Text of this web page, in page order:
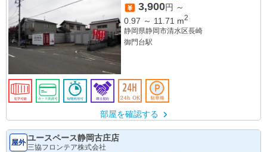
3,900円 ～
0.97 ～ 11.71 m2
静岡県静岡市清水区長崎
御門台駅
部屋を確認する
屋外 ユースペース静岡古庄店
三協フロンテア株式会社